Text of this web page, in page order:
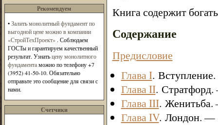
Рекомендуем
•Залить монолитный фундамент по
выгодной цене можно в компании
«СтройТехПроект». Соблюдаем
ГОСТы и гарантируем качественный
результат. Узнатьцену монолитного
фундаментаможно по телефону +7
(3952) 41-50-10. Обязательно
отправьте это сообщение для связи с
нами.
Счетчики
Книга содержит
Содержание
Предисловие
Глава I.
Глава II.
Глава III. Женитьба.
Глава IV. Лондон.